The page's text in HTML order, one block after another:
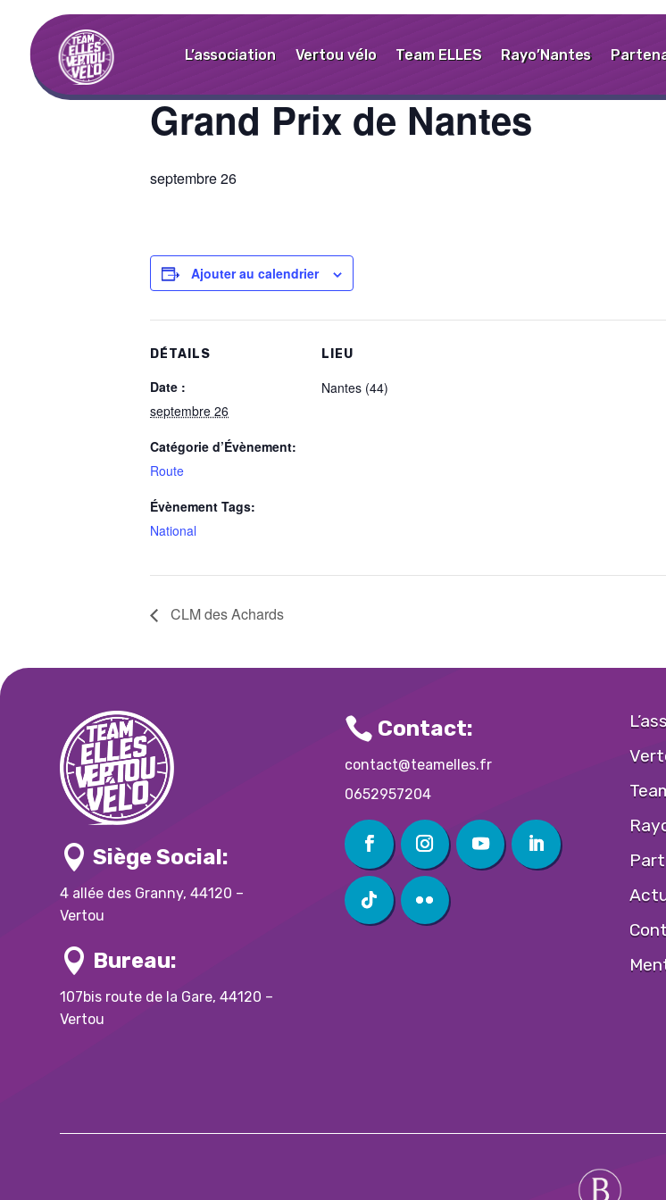
L’association Vertou vélo Team ELLES Rayo’Nantes
« Tous les Évènements
Grand Prix de Nantes
septembre 26
Ajouter au calendrier
DÉTAILS
Date :
septembre 26
Catégorie d’Évènement:
Route
Évènement Tags:
National
LIEU
Nantes (44)
CLM des Achards
 Siège Social:
4 allée des Granny, 44120 –
Vertou
 Bureau:
107bis route de la Gare, 44120 –
Vertou
 Contact:
contact@teamelles.fr
0652957204